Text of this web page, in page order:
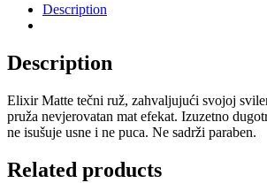
Description
Description
Elixir Matte tečni ruž, zahvaljujući svojoj
pruža nevjerovatan mat efekat. Izuzetno
ne isušuje usne i ne puca. Ne sadrži paraben.
Related products